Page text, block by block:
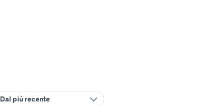
Dal più recente